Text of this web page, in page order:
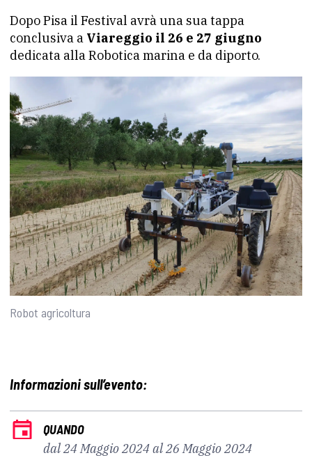
Dopo Pisa il Festival avrà una sua tappa
conclusiva a Viareggio il 26 e 27 giugno
dedicata alla Robotica marina e da diporto.
Robot agricoltura
Informazioni sull’evento:
QUANDO
dal 24 Maggio 2024 al 26 Maggio 2024